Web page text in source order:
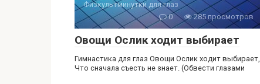
Физкультминутки для глаз
0
285 просмотров
Овощи Ослик ходит выбирает
Гимнастика для глаз Овощи Ослик ходит выбирает,
Что сначала съесть не знает. (Обвести глазами